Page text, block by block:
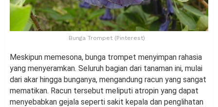
Bunga Trompet (Pinterest)
Meskipun memesona, bunga trompet menyimpan rahasia
yang menyeramkan. Seluruh bagian dari tanaman ini, mulai
dari akar hingga bunganya, mengandung racun yang sangat
mematikan. Racun tersebut meliputi atropin yang dapat
menyebabkan gejala seperti sakit kepala dan penglihatan